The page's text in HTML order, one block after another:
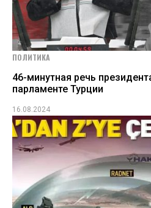
ПОЛИТИКА
46-минутная речь
парламенте Турции
16.08.2024